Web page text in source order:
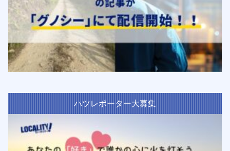
ハツレポーター大募集